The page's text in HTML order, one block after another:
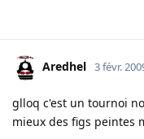
Aredhel 3 févr.
glloq c'est un tournoi
mieux des figs peintes